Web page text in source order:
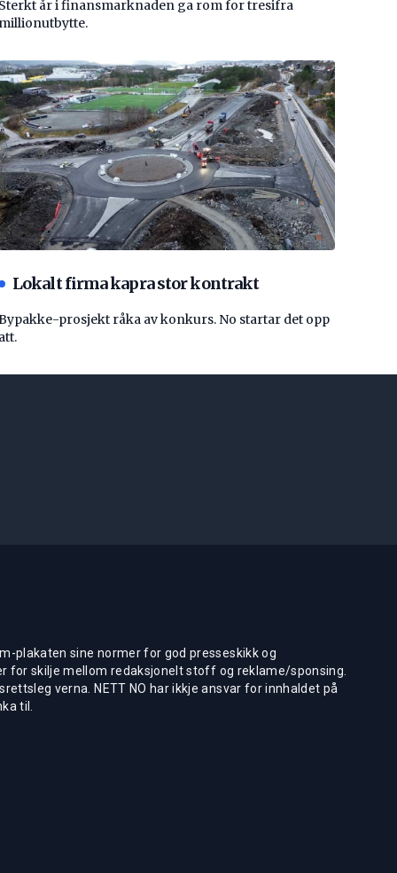
Sterkt år i finansmarknaden ga rom for tresifra
millionutbytte.
Lokalt firma kapra stor kontrakt
prosjekt råka av konkurs. No startar det opp
att.
plakaten sine normer for god presseskikk og
for skilje mellom redaksjonelt stoff og reklame/sponsing.
verna. NETT NO har ikkje ansvar for innhaldet på
til.